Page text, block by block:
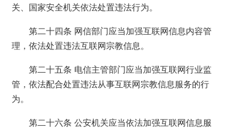
关、国家安全机关依法处置违法行为。
第二十四条 网信部门应当加强互联网信息内容管
理，依法处置违法互联网宗教信息。
第二十五条 电信主管部门应当加强互联网行业监
管，依法配合处置违法从事互联网宗教信息服务的行
为。
第二十六条 公安机关应当依法加强互联网信息服